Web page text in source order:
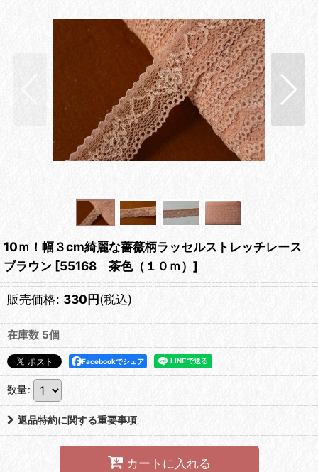
10ｍ！幅３cm綺麗な薔薇柄ラッセルストレッチレース
ブラウン [55168 茶色（１０ｍ） ]
販売価格: 330円(税込)
在庫数 5個
Facebookでシェア
数量:
返品特約に関する重要事項
カートに入れる